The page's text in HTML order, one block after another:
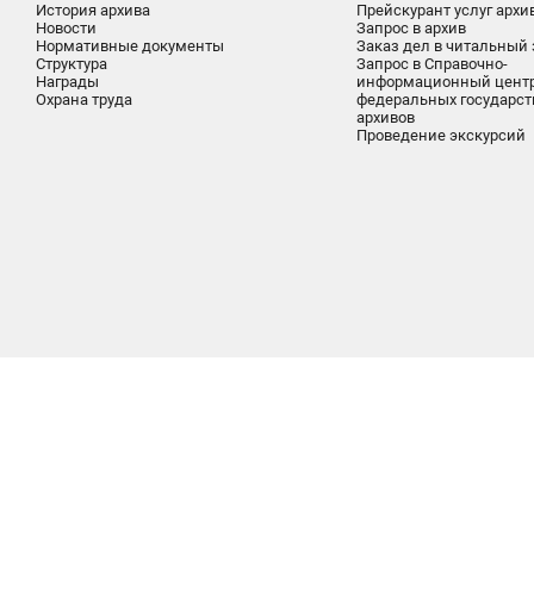
История архива
Новости
Нормативные документы
Структура
Награды
Охрана труда
Прейскурант услуг
Запрос в архив
Заказ дел в читальный
Запрос в Справочно-
информационный
федеральных
архивов
Проведение экскурсий